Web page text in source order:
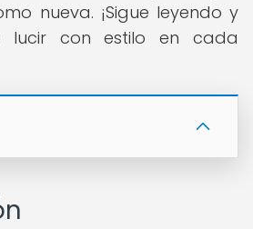
nueva. ¡Sigue leyendo y
lucir con estilo en cada